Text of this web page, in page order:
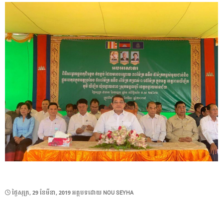
POSTED
ថ្ងៃ​សុក្រ, 29 ខែ​មីនា, 2019អត្ថបទដោយ NOU SEYHA